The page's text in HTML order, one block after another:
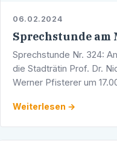
06.02.2024
Sprechstunde am
Sprechstunde Nr. 324:
die Stadträtin Prof. Dr.
Werner Pfisterer um
Weiterlesen →